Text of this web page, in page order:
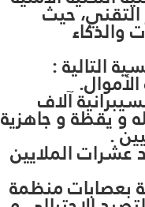
التقني، حيث
والذكاء
التالية :
آلاف
و يقظة و جاهزية
.
عشرات الملايين
بعصابات منظمة